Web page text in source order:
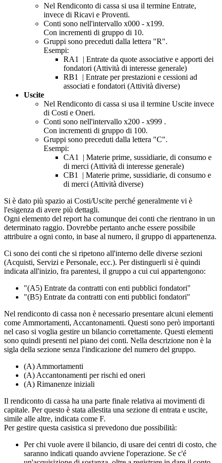
Nel Rendiconto di cassa si usa il termine Entrate,
invece di Ricavi e Proventi.
Conti sono nell'intervallo x000 - x199.
Con incrementi di gruppo di 10.
Gruppi sono preceduti dalla lettera "R".
Esempi:
RA1 | Entrate da quote associative e apporti dei
fondatori (Attività di interesse generale)
RB1 | Entrate per prestazioni e cessioni ad
associati e fondatori (Attività diverse)
Uscite
Nel Rendiconto di cassa si usa il termine Uscite invece
di Costi e Oneri.
Conti sono nell'intervallo x200 - x999 .
Con incrementi di gruppo di 100.
Gruppi sono preceduti dalla lettera "C".
Esempi:
CA1 | Materie prime, sussidiarie, di consumo e
di merci (Attività di interesse generale)
CB1 | Materie prime, sussidiarie, di consumo e
di merci (Attività diverse)
Si è dato più spazio ai Costi/Uscite perché generalmente vi è
l'esigenza di avere più dettagli.
Ogni elemento del report ha comunque dei conti che rientrano in un
determinato raggio. Dovrebbe pertanto anche essere possibile
attribuire a ogni conto, in base al numero, il gruppo di appartenenza.
Ci sono dei conti che si ripetono all'interno delle diverse sezioni
(Acquisti, Servizi e Personale, ecc.). Per distinguerli si è quindi
indicata all'inizio, fra parentesi, il gruppo a cui cui appartengono:
"(A5) Entrate da contratti con enti pubblici fondatori"
"(B5) Entrate da contratti con enti pubblici fondatori"
Nel rendiconto di cassa non è necessario presentare alcuni elementi
come Ammortamenti, Accantonamenti. Questi sono però importanti
nel caso si voglia gestire un bilancio correttamente. Questi elementi
sono quindi presenti nel piano dei conti. Nella descrizione non è la
sigla della sezione senza l'indicazione del numero del gruppo.
(A) Ammortamenti
(A) Accantonamenti per rischi ed oneri
(A) Rimanenze iniziali
Il rendiconto di cassa ha una parte finale relativa ai movimenti di
capitale. Per questo è stata allestita una sezione di entrata e uscite,
simile alle altre, indicata come F.
Per gestire questa casistica si prevedono due possibilità:
Per chi vuole avere il bilancio, di usare dei centri di costo, che
saranno indicati quando avviene l'operazione. Se c'é